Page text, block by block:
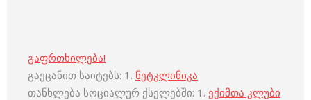
გაფრთხილება!
გაეცანით საიტებს: 1. ნეტკლინიკა
თანხლება სოციალურ ქსელებში: 1. ექიმთა კლუბი